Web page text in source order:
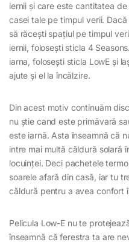
iernii și care este cantitatea
casei tale pe timpul verii.
să răcești spațiul pe timpul
iernii, folosești sticla 4
iarna, folosești sticla LowE și
ajute și el la încălzire.
Din acest motiv continuăm
nu știe cand este primăvară
este iarnă. Asta înseamnă că
intre mai multă căldură solară
locuinței. Deci pachetele
soarele afară din casă, iar tu
căldură pentru a avea confort
Pelicula Low-E nu te
înseamnă că ferestra ta are